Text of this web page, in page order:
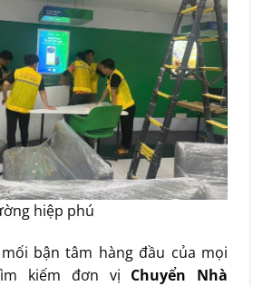
hiệp phú
bận tâm hàng đầu của mọi
kiếm đơn vị Chuyển Nhà